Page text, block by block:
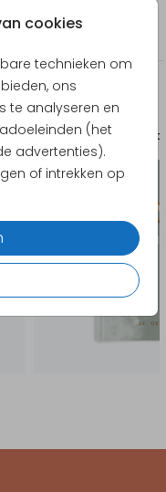
cookies
technieken om
ons
te analyseren en
(het
advertenties).
of intrekken op